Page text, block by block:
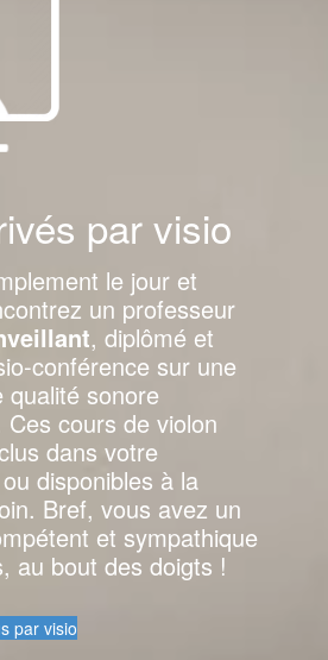
par visio
le jour et
un professeur
, diplômé et
conférence sur une
qualité sonore
cours de violon
dans votre
disponibles à la
Bref, vous avez un
et sympathique
au bout des doigts !
par visio